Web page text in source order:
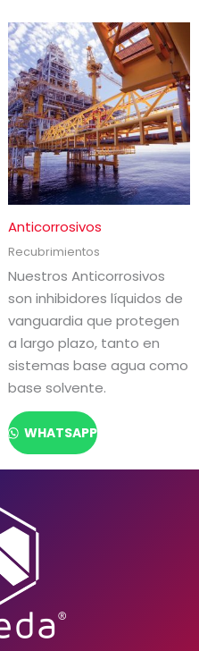
Anticorrosivos
Recubrimientos
Nuestros Anticorrosivos
son inhibidores líquidos de
vanguardia que protegen
a largo plazo, tanto en
sistemas base agua como
base solvente.
WHATSAPP